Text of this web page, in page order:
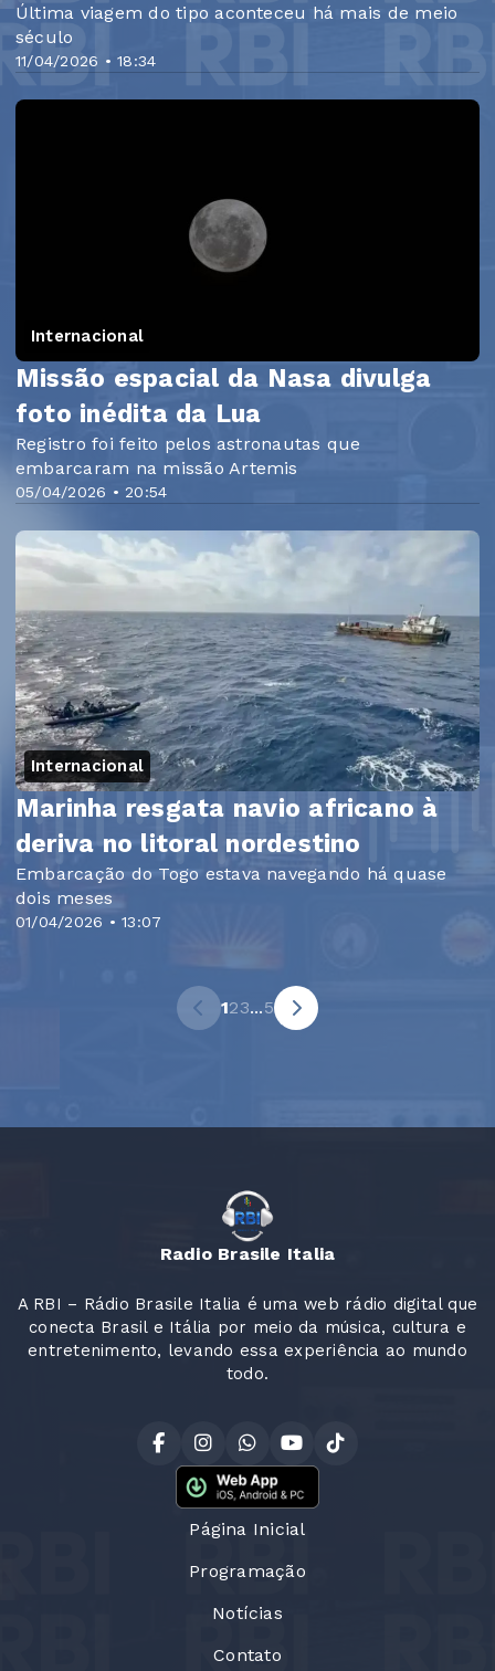
11/04/2026 • 18:34
Última viagem do tipo aconteceu há mais de meio
século
Internacional
05/04/2026 • 20:54
Missão espacial da Nasa divulga
foto inédita da Lua
Registro foi feito pelos astronautas que
embarcaram na missão Artemis
Internacional
01/04/2026 • 13:07
Marinha resgata navio africano à
deriva no litoral nordestino
Embarcação do Togo estava navegando há quase
dois meses
123...5
Radio Brasile Italia
A RBI – Rádio Brasile Italia é uma web rádio digital que
conecta Brasil e Itália por meio da música, cultura e
entretenimento, levando essa experiência ao mundo
todo.
Página Inicial
Programação
Notícias
Contato